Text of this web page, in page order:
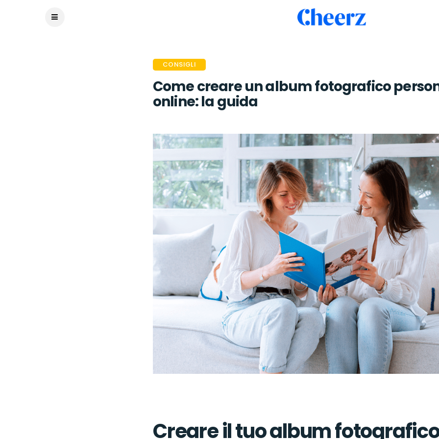
CONSIGLI
Come creare un album fotografico
online: la guida
Creare il tuo album